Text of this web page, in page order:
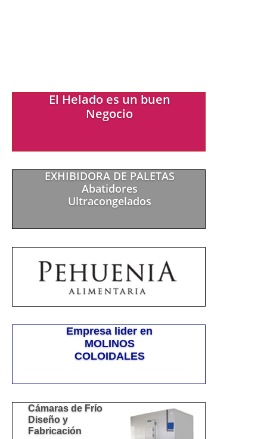
El Helado es un buen
Negocio
EXHIBIDORA DE PALETAS
Abatidores
Ultracongelados
Empresa lider en
MOLINOS
COLOIDALES
Cámaras de Frío
Diseño y
Fabricación